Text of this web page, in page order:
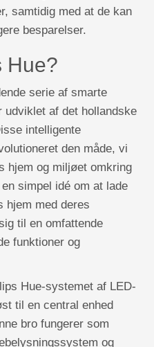
samtidig med at de kan
besparelser.
Hue?
serie af smarte
udviklet af det hollandske
intelligente
den måde, vi
hjem og miljøet omkring
simpel idé om at lade
hjem med deres
til en omfattende
funktioner og
Hue-systemet af LED-
til en central enhed
bro fungerer som
og